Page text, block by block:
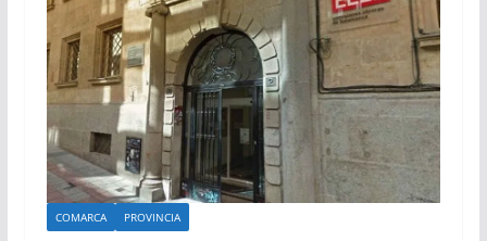
COMARCA PROVINCIA